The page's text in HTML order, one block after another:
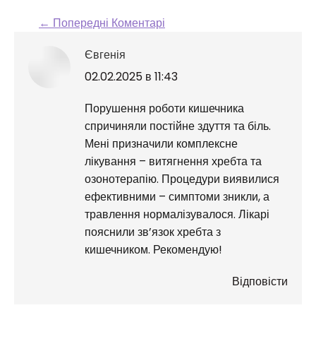
Comment navigation
← Попередні Коментарі
Євгенія
говорить:
02.02.2025 в 11:43
Порушення роботи кишечника
спричиняли постійне здуття та біль.
Мені призначили комплексне
лікування – витягнення хребта та
озонотерапію. Процедури виявилися
ефективними – симптоми зникли, а
травлення нормалізувалося. Лікарі
пояснили зв’язок хребта з
кишечником. Рекомендую!
Відповісти